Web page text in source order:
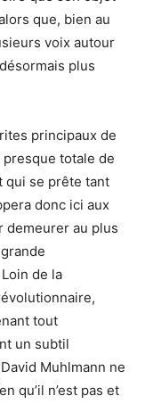
que, bien au
voix autour
plus
principaux de
totale de
qui se prête tant
donc ici aux
demeurer au plus
de la
tout
un subtil
Muhlmann ne
qu’il n’est pas et